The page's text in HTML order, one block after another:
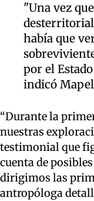
"Una vez
había que
por el
indicó
“Durante la
nuestras
testimonial que
cuenta de
dirigimos las
antropóloga